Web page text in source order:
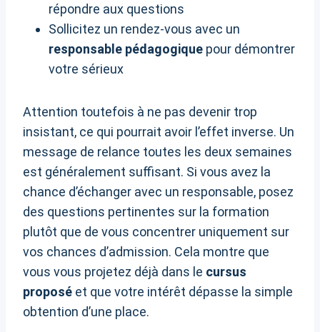
répondre aux questions
Sollicitez un rendez-vous avec un
responsable pédagogique pour démontrer
votre sérieux
Attention toutefois à ne pas devenir trop
insistant, ce qui pourrait avoir l’effet inverse. Un
message de relance toutes les deux semaines
est généralement suffisant. Si vous avez la
chance d’échanger avec un responsable, posez
des questions pertinentes sur la formation
plutôt que de vous concentrer uniquement sur
vos chances d’admission. Cela montre que
vous vous projetez déjà dans le cursus
proposé et que votre intérêt dépasse la simple
obtention d’une place.